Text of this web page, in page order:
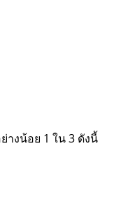
งน้อย 1 ใน 3 ดังนี้